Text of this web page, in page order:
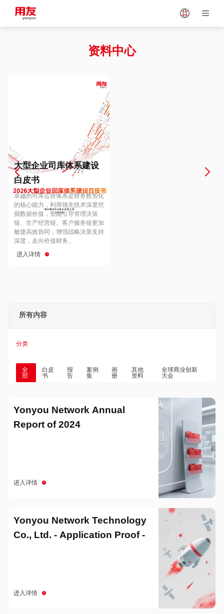
Vietnam
Europe
Hungary
Hong Kong
资料中心
大型企业司库体系建设
白皮书
卓越的司库运营体系是财务数智化
的核心能力，利用领先技术深度挖
掘数据价值，智能引导管理决策
链、生产经营链、客户服务链更加
敏捷高效协同，增强战略決策支持
深度，走向价值财务。
进入详情
所有内容
分类
全
部
白皮
书
报
告
案例
集
画
册
其他
资料
全球商业创新
大会
Yonyou Network Annual
Report of 2024
进入详情
Yonyou Network Technology
Co., Ltd. - Application Proof -
进入详情